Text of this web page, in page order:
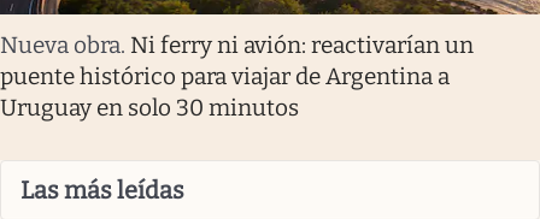
Nueva obra. Ni ferry ni avión: reactivarían un
puente histórico para viajar de Argentina a
Uruguay en solo 30 minutos
Las más leídas